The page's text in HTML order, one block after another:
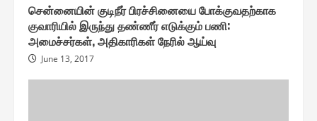
சென்னையின் குடிநீர் பிரச்சினையை போக்குவதற்காக
குவாரியில் இருந்து தண்ணீர் எடுக்கும் பணி :
அமைச்சர்கள், அதிகாரிகள் நேரில் ஆய்வு
June 13, 2017